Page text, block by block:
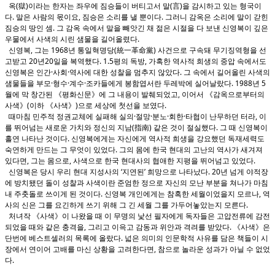
옥(獄)이라는 한자는 좌우에 짐승들이 버티고서 말(言)을 감시하고 있는 형국이
다. 말은 사람의 몫이요, 짐승은 소리를 낼 뿐이다. 그러니 감옥은 소리에 말이 갇힌
짐승의 땅인 셈. 그 감옥 속에서 말을 빼앗긴 채 젊은 시절을 다 보낸 신영복이 깊은
우물에서 사색의 시린 샘물을 길어올렸다.
신영복, 그는 1968년 통일혁명당(統一革命黨) 사건으로 구속돼 무기징역형을 선
고받고 20년20일을 복역했다. 1.5평의 독방, 가혹한 역사적 희생의 중압 속에서도
신영복은 인간·사회·역사에 대한 성찰을 멈추지 않았다. 그 속에서 길어올린 사색의
샘물들을 부모·형수·계수·조카들에게 봉함엽서란 두레박에 실어날랐다. 1988년 5
월에 막 창간된 《평화신문》에 그 내용이 발췌되었고, 이어서 《감옥으로부터의
사색》(이하 《사색》)으로 세상에 첫선을 보였다.
때마침 민주적 정권교체에 실패해 실의·절망·분노·회한·타협이 난무하던 터라, 이
를 뛰어넘는 새로운 가치와 정신의 지남(指南) 같은 것이 절실했다. 그 때 신영복이
홀연 나타난 것이다. 신영복에게는 자신에게 역사적 희생을 강요했던 독재세력도
숙연하게 만드는 그 무엇이 있었다. 그의 몸에 한국 현대의 고난의 역사가 새겨져
있다면, 그는 몸으로, 사색으로 한국 현대사의 협애한 지평을 뛰어넘고 있었다.
신영복은 당시 우리 현대 지성사의 ‘지연된’ 희망으로 나타났다. 20년 넘게 야적장
에 방치됐던 돌이 성찰과 사색이란 준엄한 정으로 자신의 모난 부분을 쳐나가 마침
내 주춧돌로 쓰이게 된 것이다. 신영복 개인에게는 참혹한 세월이었을지 모르나, 역
사의 신은 그를 요긴하게 쓰기 위해 그 긴 세월 그를 가두어놓았는지 모른다.
처녀작 《사색》이 나왔을 때 이 무명의 낯선 필자에게 독자들은 고압전류에 감전
되었을 때와 같은 충격을, 그리고 이윽고 감동과 위안과 격려를 받았다. 《사색》은
단번에 베스트셀러의 목록에 올랐다. 넓은 의미의 인문학적 사유를 담은 책들이 시
장에서 연이어 고배를 마신 상황을 고려한다면, 참으로 놀라운 성과가 아닐 수 없었
다.